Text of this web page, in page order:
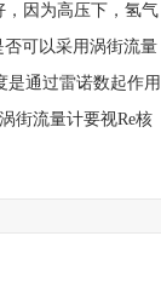
，因为高压下，氢气
可以采用涡街流量
是通过雷诺数起作用
街流量计要视Re核